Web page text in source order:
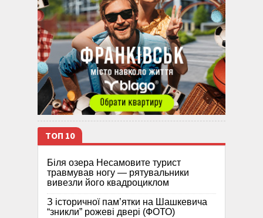
ТОП 10
Біля озера Несамовите турист
травмував ногу — рятувальники
вивезли його квадроциклом
З історичної памʼятки на Шашкевича
“зникли” рожеві двері (ФОТО)